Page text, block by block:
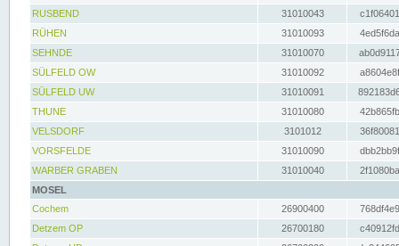
RUSBEND
31010043
RÜHEN
31010093
SEHNDE
31010070
SÜLFELD OW
31010092
SÜLFELD UW
31010091
THUNE
31010080
VELSDORF
3101012
VORSFELDE
31010090
WARBER GRABEN
31010040
MOSEL
Cochem
26900400
Detzem OP
26700180